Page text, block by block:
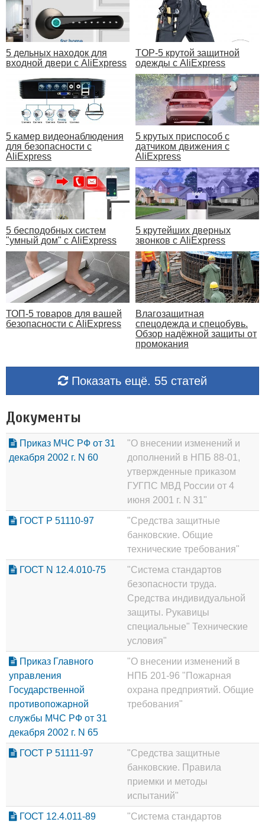
5 дельных находок для
входной двери с AliExpress
TOP-5 крутой защитной
одежды с AliExpress
5 камер видеонаблюдения
для безопасности с
AliExpress
5 крутых приспособ с
датчиком движения с
AliExpress
5 бесподобных систем
"умный дом" с AliExpress
5 крутейших дверных
звонков с AliExpress
ТОП-5 товаров для вашей
безопасности с AliExpress
Влагозащитная
спецодежда и спецобувь.
Обзор надёжной защиты от
промокания
Показать ещё. 55 статей
Документы
Приказ МЧС РФ от 31
декабря 2002 г. N 60
"О внесении изменений и
дополнений в НПБ 88-01,
утвержденные приказом
ГУГПС МВД России от 4
июня 2001 г. N 31"
ГОСТ Р 51110-97
"Средства защитные
банковские. Общие
технические требования"
ГОСТ N 12.4.010-75
"Система стандартов
безопасности труда.
Средства индивидуальной
защиты. Рукавицы
специальные" Технические
условия"
Приказ Главного
управления
Государственной
противопожарной
службы МЧС РФ от 31
декабря 2002 г. N 65
"О внесении изменений в
НПБ 201-96 "Пожарная
охрана предприятий. Общие
требования"
ГОСТ Р 51111-97
"Средства защитные
банковские. Правила
приемки и методы
испытаний"
ГОСТ 12.4.011-89 "Система стандартов